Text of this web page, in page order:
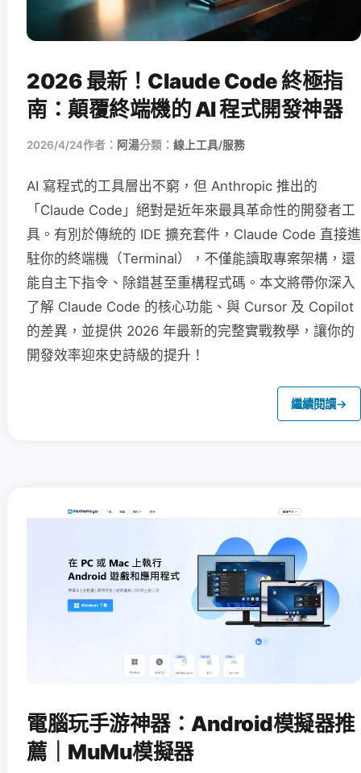
2026 最新！Claude Code 終極指
南：顛覆終端機的 AI 程式開發神器
2026/4/24作者： 阿湯分類： 線上工具/服務
AI 寫程式的工具層出不窮，但 Anthropic 推出的
「Claude Code」絕對是近年來最具革命性的開發者工
具。有別於傳統的 IDE 擴充套件，Claude Code 直接進
駐你的終端機（Terminal），不僅能讀取專案架構，還
能自主下指令、除錯甚至重構程式碼。本文將帶你深入
了解 Claude Code 的核心功能、與 Cursor 及 Copilot
的差異，並提供 2026 年最新的完整實戰教學，讓你的
開發效率迎來史詩級的提升！
繼續閱讀→
電腦玩手游神器：Android模擬器推
薦｜MuMu模擬器